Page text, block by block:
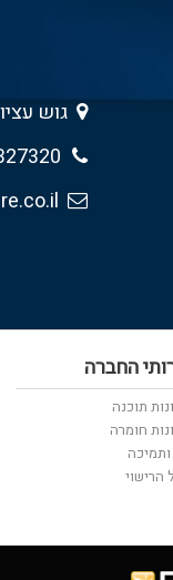
גוש עציון 13 , גבעת שמואל
החברה
תוכנה
חומרה
ותמיכה
הרישוי